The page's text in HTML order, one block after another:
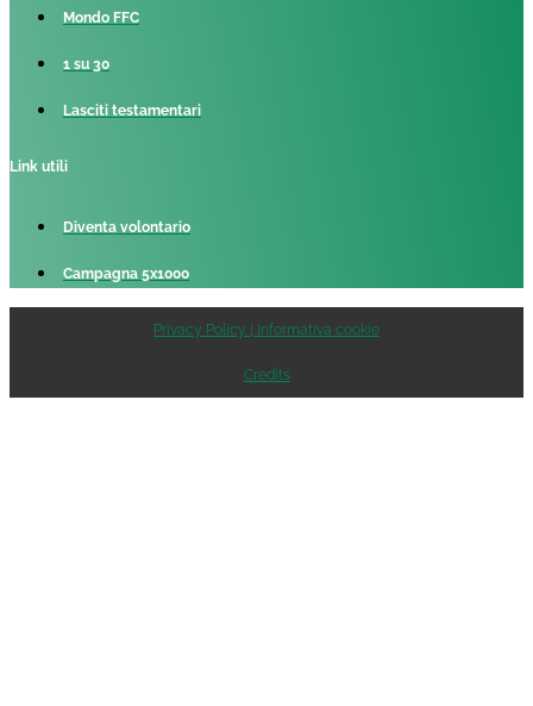
Mondo FFC
1 su 30
Lasciti testamentari
Link utili
Diventa volontario
Campagna 5x1000
Privacy Policy | Informativa cookie
Credits